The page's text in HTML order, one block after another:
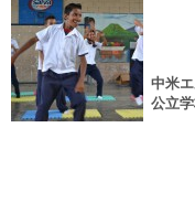
憲氏のインタビュー
掲載
中米
公立